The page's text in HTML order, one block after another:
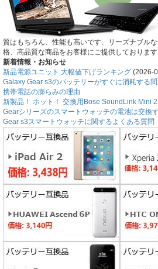
質はもちろん、性能も高いです、リーズナブル
格、高品質な商品をお客様にご提供しております
新着情報・お知らせ
新品電源ユニット 大幅値下げランキング (2026-
Galaxy Gear s3のバッテリーがすぐに消耗する
携帯電話の膨らみの理由
新製品！ ホット！ 交換用Bose SoundLink Mini
Gearシリーズのスマートウォッチの電池は交換
Gear s3スマートウォッチに関するよくある質問